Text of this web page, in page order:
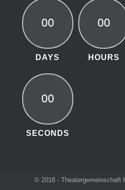
00
DAYS
00
HOURS
00
SECONDS
© 2018 - Theatergemeinschaft